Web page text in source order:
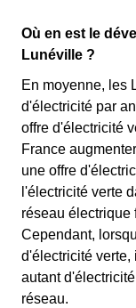
Où en est le
Lunéville ?
En moyenne, les
d'électricité par
offre d'électricité
France
une offre
l'électricité verte
réseau électrique
Cependant,
d'électricité verte,
autant
réseau.